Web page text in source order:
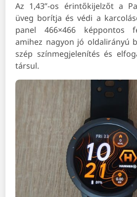
Az 1,43”-os érintőkijelzőt a
üveg borítja és védi a
panel 466×466 képpontos
amihez nagyon jó oldalirányú
szép színmegjelenítés és
társul.